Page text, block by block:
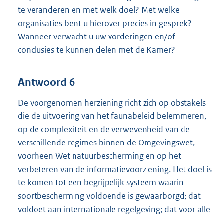
te veranderen en met welk doel? Met welke
organisaties bent u hierover precies in gesprek?
Wanneer verwacht u uw vorderingen en/of
conclusies te kunnen delen met de Kamer?
Antwoord 6
De voorgenomen herziening richt zich op obstakels
die de uitvoering van het faunabeleid belemmeren,
op de complexiteit en de verwevenheid van de
verschillende regimes binnen de Omgevingswet,
voorheen Wet natuurbescherming en op het
verbeteren van de informatievoorziening. Het doel is
te komen tot een begrijpelijk systeem waarin
soortbescherming voldoende is gewaarborgd; dat
voldoet aan internationale regelgeving; dat voor alle